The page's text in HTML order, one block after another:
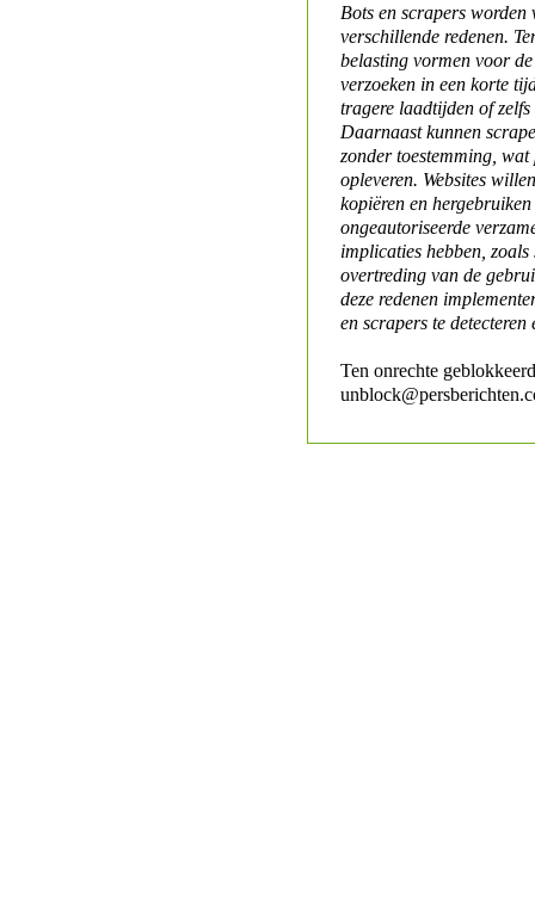
Bots en scrapers worden
verschillende redenen.
belasting vormen voor
verzoeken in een korte
tragere laadtijden of
Daarnaast kunnen
zonder toestemming,
opleveren. Websites
kopiëren en
ongeautoriseerde
implicaties hebben,
overtreding van de
deze redenen
en scrapers te detecteren
Ten onrechte